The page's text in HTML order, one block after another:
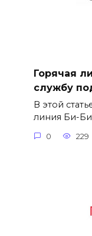
Горячая
службу
В этой
линия Би-
0 229